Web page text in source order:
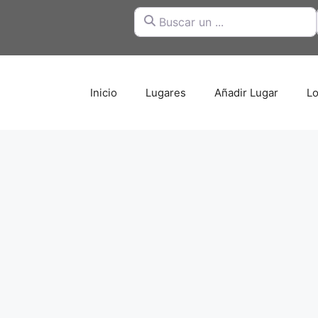
Buscar un ...
Inicio Lugares Añadir Lugar